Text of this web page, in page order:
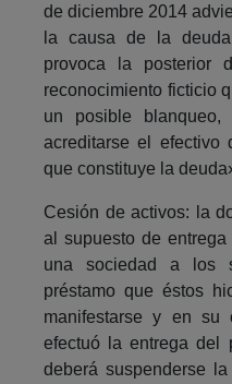
de diciembre 2014
la causa de la
provoca la posterior
reconocimiento ficticio
un posible
acreditarse el efectivo
que constituye la
Cesión de activos: la
al supuesto de
una sociedad a los
préstamo que éstos
manifestarse y en su
efectuó la entrega del
deberá suspenderse